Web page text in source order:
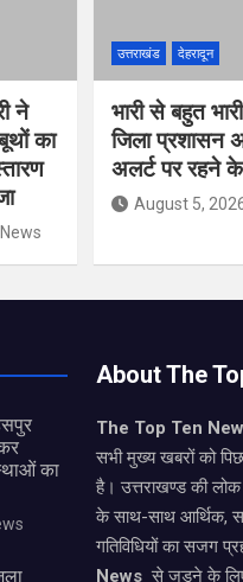
ने
का
उत्तराखंड देहरादून
भारी से बहुत
जिला प्रशासन
अलर्ट पर रहने के
August 5,
का
About The
The Top Ten
सभी मुख्य खबरों को
है। उत्तराखण्ड की
के साथ-साथ आर्थिक,
गतिविधियों का सजग
News से जुड़ने के लिए